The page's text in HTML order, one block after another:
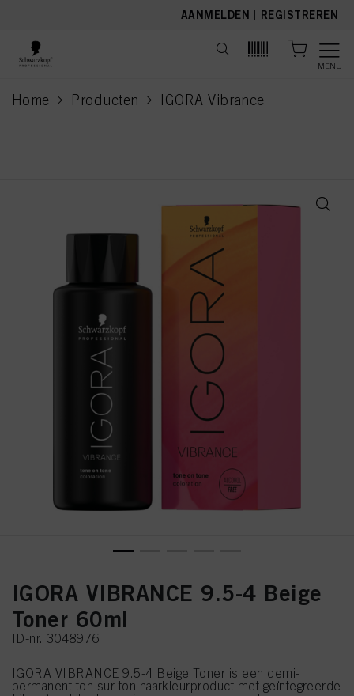
AANMELDEN | REGISTREREN
MENU
Home Producten IGORA Vibrance
current page
IGORA VIBRANCE 9.5-4 Beige
Toner 60ml
ID-nr. 3048976
IGORA VIBRANCE 9.5-4 Beige Toner is een demi-
permanent ton sur ton haarkleurproduct met geïntegreerde